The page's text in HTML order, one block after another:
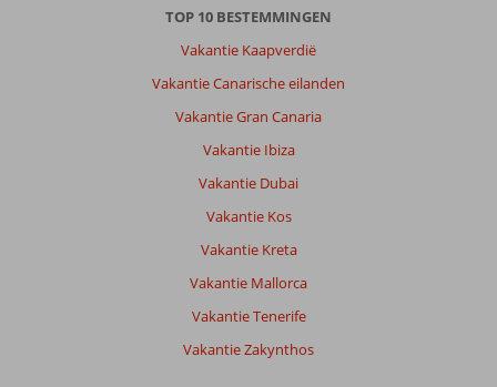
TOP 10 BESTEMMINGEN
Vakantie Kaapverdië
Vakantie Canarische eilanden
Vakantie Gran Canaria
Vakantie Ibiza
Vakantie Dubai
Vakantie Kos
Vakantie Kreta
Vakantie Mallorca
Vakantie Tenerife
Vakantie Zakynthos